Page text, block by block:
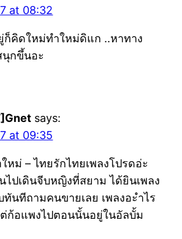
at 08:32
ก็คิดใหม่ทำใหม่ดิแก ..หาทาง
นุกขึ้นอะ
says:
at 09:35
หม่ – ไทยรักไทยเพลงโปรดอ่ะ
ไปเดินจีบหญิงที่สยาม ได้ยินเพลง
นทีถามคนขายเลย เพลงอะำไร
ก้อแพงไปตอนนั้นอยู่ในอัลบั้ม